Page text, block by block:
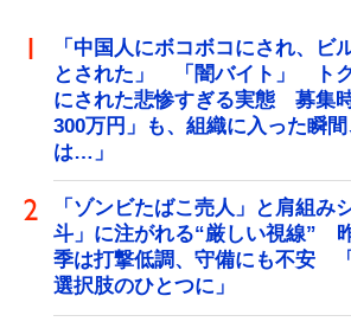
「中国人にボコボコにされ、ビ
とされた」 「闇バイト」 ト
にされた悲惨すぎる実態 募集
300万円」も、組織に入った瞬
は…」
「ゾンビたばこ売人」と肩組み
斗」に注がれる“厳しい視線”
季は打撃低調、守備にも不安
選択肢のひとつに」